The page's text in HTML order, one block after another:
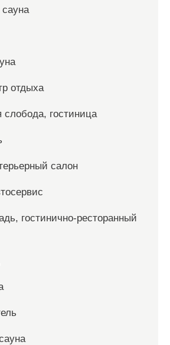
отдыха
слобода, гостиница
салон
гостинично-ресторанный